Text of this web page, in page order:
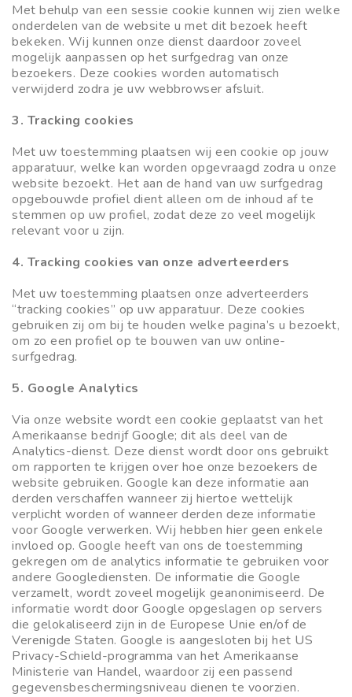
Met behulp van een sessie cookie kunnen wij zien welke
onderdelen van de website u met dit bezoek heeft
bekeken. Wij kunnen onze dienst daardoor zoveel
mogelijk aanpassen op het surfgedrag van onze
bezoekers. Deze cookies worden automatisch
verwijderd zodra je uw webbrowser afsluit.
3. Tracking cookies
Met uw toestemming plaatsen wij een cookie op jouw
apparatuur, welke kan worden opgevraagd zodra u onze
website bezoekt. Het aan de hand van uw surfgedrag
opgebouwde profiel dient alleen om de inhoud af te
stemmen op uw profiel, zodat deze zo veel mogelijk
relevant voor u zijn.
4. Tracking cookies van onze adverteerders
Met uw toestemming plaatsen onze adverteerders
“tracking cookies” op uw apparatuur. Deze cookies
gebruiken zij om bij te houden welke pagina’s u bezoekt,
om zo een profiel op te bouwen van uw online-
surfgedrag.
5. Google Analytics
Via onze website wordt een cookie geplaatst van het
Amerikaanse bedrijf Google; dit als deel van de
Analytics-dienst. Deze dienst wordt door ons gebruikt
om rapporten te krijgen over hoe onze bezoekers de
website gebruiken. Google kan deze informatie aan
derden verschaffen wanneer zij hiertoe wettelijk
verplicht worden of wanneer derden deze informatie
voor Google verwerken. Wij hebben hier geen enkele
invloed op. Google heeft van ons de toestemming
gekregen om de analytics informatie te gebruiken voor
andere Googlediensten. De informatie die Google
verzamelt, wordt zoveel mogelijk geanonimiseerd. De
informatie wordt door Google opgeslagen op servers
die gelokaliseerd zijn in de Europese Unie en/of de
Verenigde Staten. Google is aangesloten bij het US
Privacy-Schield-programma van het Amerikaanse
Ministerie van Handel, waardoor zij een passend
gegevensbeschermingsniveau dienen te voorzien.